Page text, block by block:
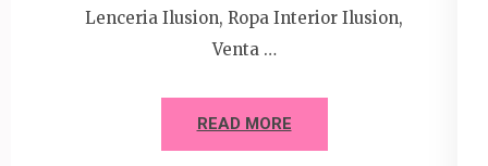
Lenceria Ilusion, Ropa Interior Ilusion,
Venta …
READ MORE